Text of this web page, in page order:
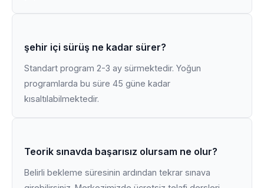
şehir içi sürüş ne kadar sürer?
Standart program 2-3 ay sürmektedir. Yoğun
programlarda bu süre 45 güne kadar
kısaltılabilmektedir.
Teorik sınavda başarısız olursam ne olur?
Belirli bekleme süresinin ardından tekrar sınava